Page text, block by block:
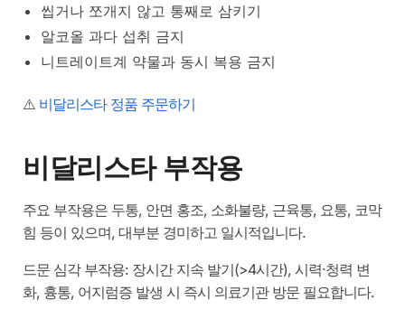
씹거나 쪼개지 않고 통째로 삼키기
알코올 과다 섭취 금지
니트레이트계 약물과 동시 복용 금지
⚠️ 비달리스타 정품 주문하기
비달리스타 부작용
주요 부작용은 두통, 안면 홍조, 소화불량, 근육통, 요통, 코막
힘 등이 있으며, 대부분 경미하고 일시적입니다.
드문 심각 부작용: 장시간 지속 발기(>4시간), 시력·청력 변
화, 흉통, 어지럼증 발생 시 즉시 의료기관 방문 필요합니다.